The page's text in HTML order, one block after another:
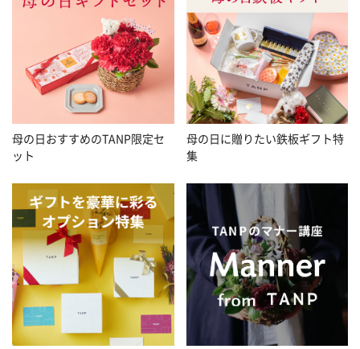
母の日おすすめのTANP限定セ
ット
母の日に贈りたい鉄板ギフト特
集